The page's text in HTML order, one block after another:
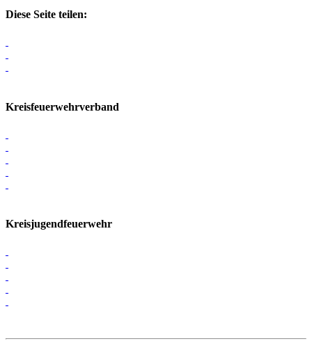
Diese Seite teilen:
Kreisfeuerwehrverband
Kreisjugendfeuerwehr